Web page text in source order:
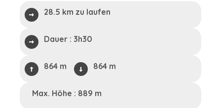
28.5 km zu laufen
Dauer : 3h30
864 m 864 m
Max. Höhe : 889 m